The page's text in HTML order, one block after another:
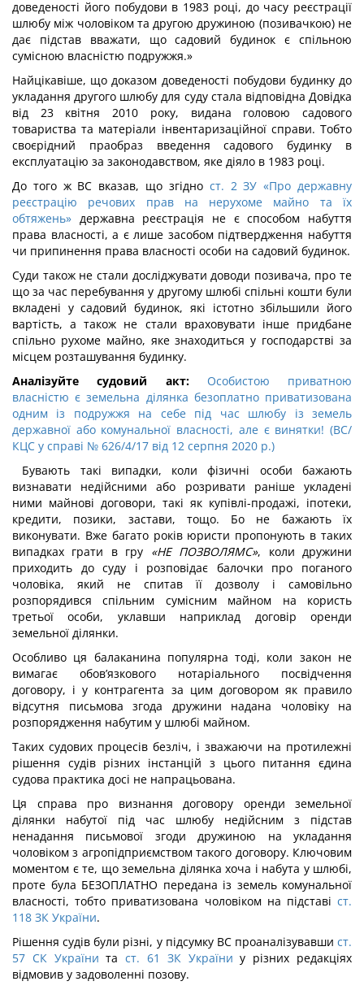
доведеності його побудови в 1983 році, до часу реєстрації
шлюбу між чоловіком та другою дружиною (позивачкою) не
дає підстав вважати, що садовий будинок є спільною
сумісною власністю подружжя.»
Найцікавіше, що доказом доведеності побудови будинку до
укладання другого шлюбу для суду стала відповідна Довідка
від 23 квітня 2010 року, видана головою садового
товариства та матеріали інвентаризаційної справи. Тобто
своєрідний праобраз введення садового будинку в
експлуатацію за законодавством, яке діяло в 1983 році.
До того ж ВС вказав, що згідно ст. 2 ЗУ «Про державну
реєстрацію речових прав на нерухоме майно та їх
обтяжень» державна реєстрація не є способом набуття
права власності, а є лише засобом підтвердження набуття
чи припинення права власності особи на садовий будинок.
Суди також не стали досліджувати доводи позивача, про те
що за час перебування у другому шлюбі спільні кошти були
вкладені у садовий будинок, які істотно збільшили його
вартість, а також не стали враховувати інше придбане
спільно рухоме майно, яке знаходиться у господарстві за
місцем розташування будинку.
Аналізуйте судовий акт: Особистою приватною
власністю є земельна ділянка безоплатно приватизована
одним із подружжя на себе під час шлюбу із земель
державної або комунальної власності, але є винятки! (ВС/
КЦС у справі № 626/4/17 від 12 серпня 2020 р.)
Бувають такі випадки, коли фізичні особи бажають
визнавати недійсними або розривати раніше укладені
ними майнові договори, такі як купівлі-продажі, іпотеки,
кредити, позики, застави, тощо. Бо не бажають їх
виконувати. Вже багато років юристи пропонують в таких
випадках грати в гру «НЕ ПОЗВОЛЯМС», коли дружини
приходить до суду і розповідає балочки про поганого
чоловіка, який не спитав її дозволу і самовільно
розпорядився спільним сумісним майном на користь
третьої особи, уклавши наприклад договір оренди
земельної ділянки.
Особливо ця балаканина популярна тоді, коли закон не
вимагає обов’язкового нотаріального посвідчення
договору, і у контрагента за цим договором як правило
відсутня письмова згода дружини надана чоловіку на
розпорядження набутим у шлюбі майном.
Таких судових процесів безліч, і зважаючи на протилежні
рішення судів різних інстанцій з цього питання єдина
судова практика досі не напрацьована.
Ця справа про визнання договору оренди земельної
ділянки набутої під час шлюбу недійсним з підстав
ненадання письмової згоди дружиною на укладання
чоловіком з агропідприємством такого договору. Ключовим
моментом є те, що земельна ділянка хоча і набута у шлюбі,
проте була БЕЗОПЛАТНО передана із земель комунальної
власності, тобто приватизована чоловіком на підставі ст.
118 ЗК України.
Рішення судів були різні, у підсумку ВС проаналізувавши ст.
57 СК України таст. 61 ЗК України у різних редакціях
відмовив у задоволенні позову.